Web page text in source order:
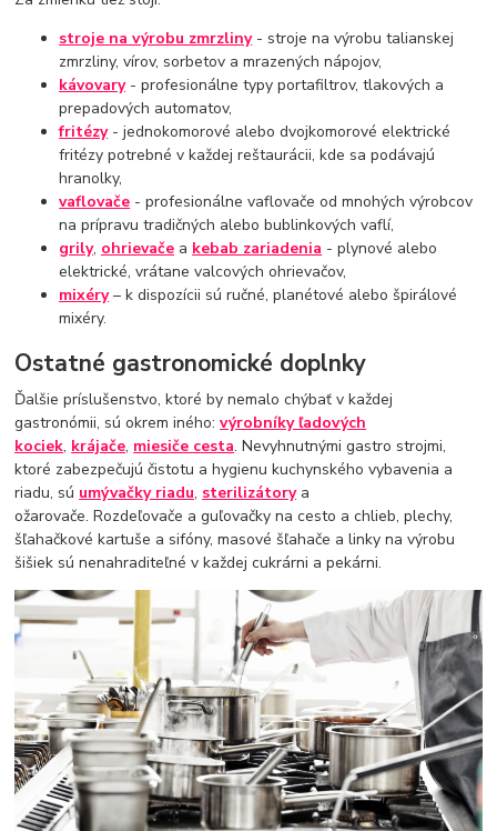
stroje na výrobu zmrzliny- stroje na výrobu talianskej
zmrzliny, vírov, sorbetov a mrazených nápojov,
kávovary- profesionálne typy portafiltrov, tlakových a
prepadových automatov,
fritézy- jednokomorové alebo dvojkomorové elektrické
fritézy potrebné v každej reštaurácii, kde sa podávajú
hranolky,
vaflovače - profesionálne vaflovače od mnohých výrobcov
na prípravu tradičných alebo bublinkových vaflí,
grily, ohrievače a kebab zariadenia - plynové alebo
elektrické, vrátane valcových ohrievačov,
mixéry– k dispozícii sú ručné, planétové alebo špirálové
mixéry.
Ostatné gastronomické doplnky
Ďalšie príslušenstvo, ktoré by nemalo chýbať v každej
gastronómii, sú okrem iného:výrobníky ľadových
kociek, krájače, miesiče cesta. Nevyhnutnými gastro strojmi,
ktoré zabezpečujú čistotu a hygienu kuchynského vybavenia a
riadu, sú umývačky riadu, sterilizátorya
ožarovače. Rozdeľovače a guľovačky na cesto a chlieb, plechy,
šľahačkové kartuše a sifóny, masové šľahače a linky na výrobu
šišiek sú nenahraditeľné v každej cukrárni a pekárni.